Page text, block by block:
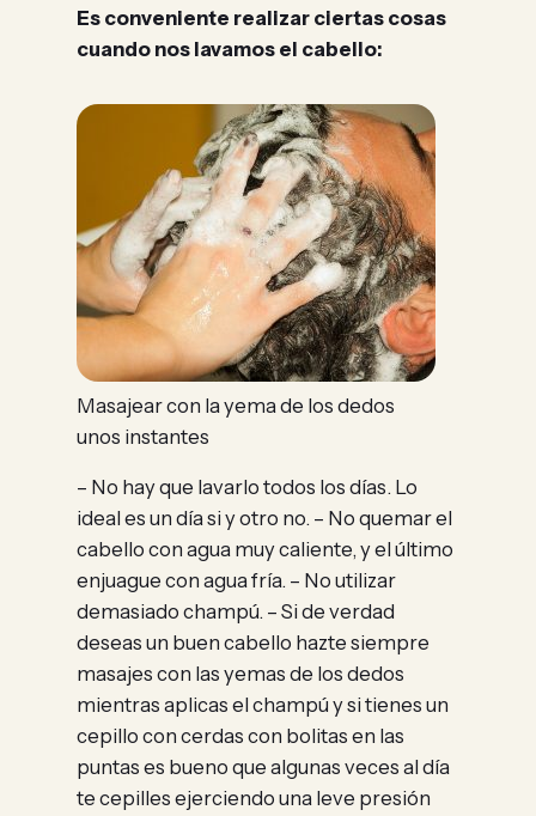
Es conveniente realizar ciertas cosas
cuando nos lavamos el cabello:
Masajear con la yema de los dedos
unos instantes
– No hay que lavarlo todos los días. Lo
ideal es un día si y otro no. – No quemar el
cabello con agua muy caliente, y el último
enjuague con agua fría. – No utilizar
demasiado champú. – Si de verdad
deseas un buen cabello hazte siempre
masajes con las yemas de los dedos
mientras aplicas el champú y si tienes un
cepillo con cerdas con bolitas en las
puntas es bueno que algunas veces al día
te cepilles ejerciendo una leve presión